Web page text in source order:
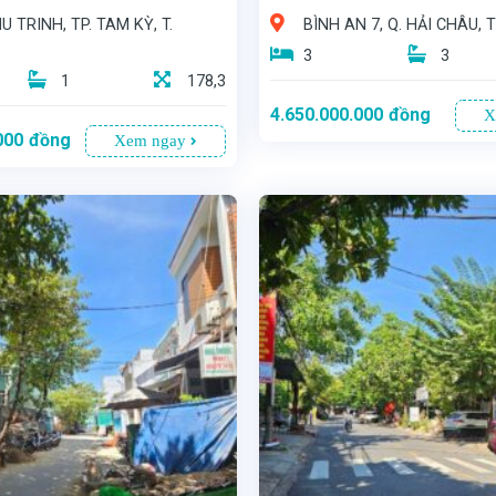
TRINH, TP. TAM KỲ, T.
1 178,3
đồng Xem ngay
BÌNH AN 7, Q. HẢI CHÂU,
3
3
4.650.000.000 đồng